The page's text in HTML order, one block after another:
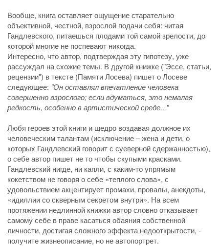
Вообще, книга оставляет ощущение старательно
объективной, честной, взрослой подачи себя: читая
Гандлевского, питаешься плодами той самой зрелости, до
которой многие не поспевают никогда.
Интересно, что автор, подтверждая эту гипотезу, уже
рассуждал на схожие темы. В другой книжке ("Эссе, статьи,
рецензии") в тексте (Памяти Лосева) пишет о Лосеве
следующее: "Он оставлял впечатление человека
совершенно взрослого; если вдуматься, это немалая
редкость, особенно в артистической среде..."
Любя героев этой книги и щедро воздавая должное их
человеческим талантам (исключение – жена и дети, о
которых Гандлевский говорит с суеверной сдержанностью),
о себе автор пишет не то чтобы скупыми красками.
Гандлевский нигде, ни капли, с каким-то упрямым
кокетством не говоря о себе «теплого слова», с
удовольствием акцентирует промахи, провалы, анекдоты,
«идиллии со скверным секретом внутри». На всем
протяжении недлинной книжки автор словно отказывает
самому себе в праве касаться обаяния собственной
личности, достигая сложного эффекта недооткрытости, -
получите жизнеописание, но не автопортрет.